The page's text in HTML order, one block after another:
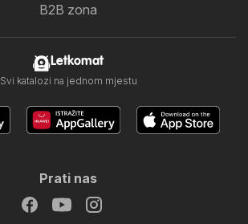
B2B zona
Letkomat
Svi katalozi na jednom mjestu
Prati nas